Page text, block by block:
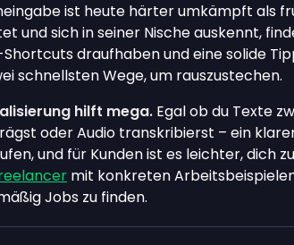
ist heute härter umkämpft als
und sich in seiner Nische auskennt,
Shortcuts draufhaben und eine solide
schnellsten Wege, um rauszustechen.
hilft mega. Egal ob du Texte
oder Audio transkribierst – ein
und für Kunden ist es leichter, dich
mit konkreten
Jobs zu finden.